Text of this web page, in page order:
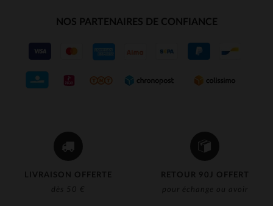
LIVRAISON OFFERTE
dès 50 €
RETOUR 90J OFFERT
pour échange ou avoir
NOS PARTENAIRES DE CONFIANCE